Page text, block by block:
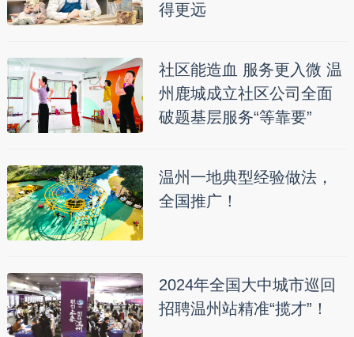
得更远
社区能造血 服务更入微 温
州鹿城成立社区公司全面
破题基层服务“等靠要”
温州一地典型经验做法，
全国推广！
2024年全国大中城市巡回
招聘温州站精准“揽才”！